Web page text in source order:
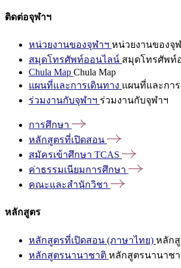
ติดต่อจุฬาฯ
หน่วยงานของจุฬาฯ หน่วยงานของจุ
สมุดโทรศัพท์ออนไลน์ สมุดโทรศัพท์
Chula Map Chula Map
แผนที่และการเดินทาง แผนที่และการ
ร่วมงานกับจุฬาฯ ร่วมงานกับจุฬาฯ
การศึกษา
หลักสูตรที่เปิดสอน
สมัครเข้าศึกษา TCAS
ค่าธรรมเนียมการศึกษา
คณะและสำนักวิชา
หลักสูตร
หลักสูตรที่เปิดสอน (ภาษาไทย) หลักสู
หลักสูตรนานาชาติ หลักสูตรนานาช